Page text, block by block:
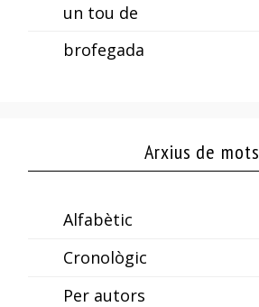
un tou de
brofegada
Arxius de mots
Alfabètic
Cronològic
Per autors